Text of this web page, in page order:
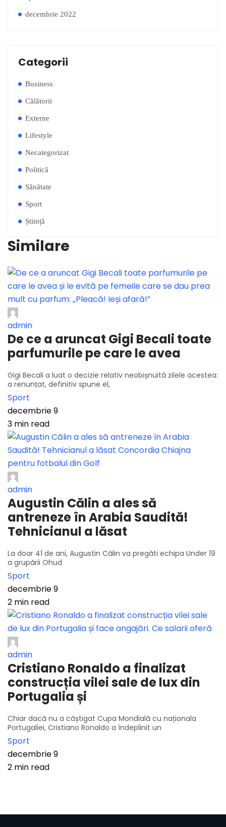
decembrie 2022
Categorii
Business
Călătorii
Externe
Lifestyle
Necategorizat
Politică
Sănătate
Sport
Știință
Similare
admin
De ce a aruncat Gigi Becali toate
parfumurile pe care le avea
Gigi Becali a luat o decizie relativ neobișnuită zilele acestea:
a renunțat, definitiv spune el,
Sport
decembrie 9
3 min read
admin
Augustin Călin a ales să
antreneze în Arabia Saudită!
Tehnicianul a lăsat
La doar 41 de ani, Augustin Călin va pregăti echipa Under 19
a grupării Ohud
Sport
decembrie 9
2 min read
admin
Cristiano Ronaldo a finalizat
construcția vilei sale de lux din
Portugalia și
Chiar dacă nu a câștigat Cupa Mondială cu naționala
Portugaliei, Cristiano Ronaldo a îndeplinit un
Sport
decembrie 9
2 min read